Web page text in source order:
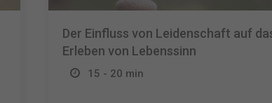
Der Einfluss von Leidenschaft auf
Erleben von Lebenssinn
15 - 20 min